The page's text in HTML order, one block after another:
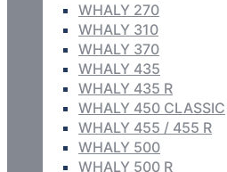
WHALY 270
WHALY 310
WHALY 370
WHALY 435
WHALY 435 R
WHALY 450 CLASSIC
WHALY 455 / 455 R
WHALY 500
WHALY 500 R